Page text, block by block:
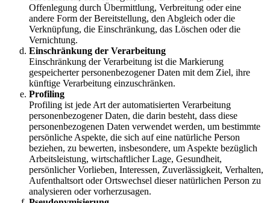
Offenlegung durch Übermittlung, Verbreitung oder eine
andere Form der Bereitstellung, den Abgleich oder die
Verknüpfung, die Einschränkung, das Löschen oder die
Vernichtung.
Einschränkung der Verarbeitung
Einschränkung der Verarbeitung ist die Markierung
gespeicherter personenbezogener Daten mit dem Ziel, ihre
künftige Verarbeitung einzuschränken.
Profiling
Profiling ist jede Art der automatisierten Verarbeitung
personenbezogener Daten, die darin besteht, dass diese
personenbezogenen Daten verwendet werden, um bestimmte
persönliche Aspekte, die sich auf eine natürliche Person
beziehen, zu bewerten, insbesondere, um Aspekte bezüglich
Arbeitsleistung, wirtschaftlicher Lage, Gesundheit,
persönlicher Vorlieben, Interessen, Zuverlässigkeit, Verhalten,
Aufenthaltsort oder Ortswechsel dieser natürlichen Person zu
analysieren oder vorherzusagen.